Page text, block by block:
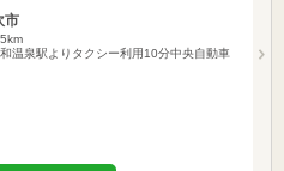
市
温泉駅よりタクシー利用10分中央自動車